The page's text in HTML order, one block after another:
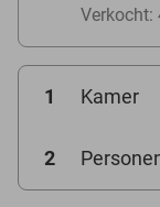
Verkocht:
1 Kamer
2